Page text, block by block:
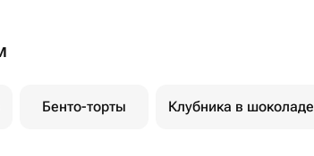
Бенто-торты Клубника в шоколаде